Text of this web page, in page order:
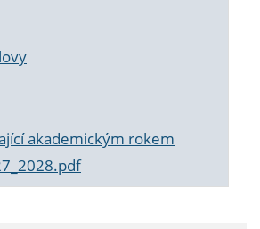
akademickým rokem